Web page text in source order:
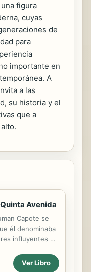
figura
cuyas
de
para
importante en
A
a las
su historia y el
que a
Avenida
Capote se
él denominaba
influyentes de
intenciones
gay, sí
Ver Libro